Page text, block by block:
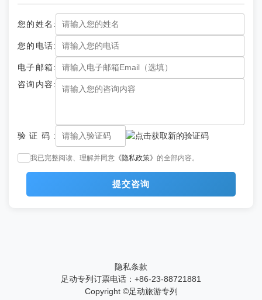
休闲桌椅、干湿分离卫浴，双床能拼大床。玺悦金钻一节4间住8人。
铂悦金钻上下铺，下铺抬高能塞32寸行李箱。至于新东方快车新疆游
什么地方可以报名参团，建议找官方代理商，比如足动旅游专列，他
们好像是新东方快车的合作方，可以在那儿了解排期和详细报价。重
点是：这车晚上跑路、白天停景点，不中转不换铺，省心是真省心，
价格也是真高端。
纪念日想和老婆去新疆旅游，不知道新东方快车的旅游线路
会安排哪些景点呀？
另一半坐过一次新东方快车旅游专列，简直就是把蜜月搬去新疆！我
行程全安排。餐车环境优雅，烛光晚餐和新疆特色餐全安排。沿途新
疆多个城市，每一站都出片。最重要的是旅程没有外人打扰，纯二人
世界，慢节奏深度游享受甜蜜，这才是情侣打开新疆的正确方式！
毕业旅行想和好朋友一起去新疆玩，新东方快车豪华专列内
部图片哪里查看呀？
和好朋友搭新东方快车去新疆简直是加入了一场移动派对！我和
华，酒吧车厢有钢琴和卡拉 OK，白天喝茶聊天，晚上喝酒唱歌。升
级之后的房间私密又舒服，独立卫浴加沙发，累了就回房躺平。可不
是我胡吹啊，在足动旅游专列官网都可以查到的。餐车提供6菜1汤，
眠。餐食能按牙口和忌口调整，而且管够。全程节奏慢，不早起不赶
路，下车有轮椅和代步车，还有专人搀扶。随车有医生和24 小时管家
随叫随到。全程被照顾得妥妥帖帖，我们陪着也特别放心！新东方快
车的线路图可以上足动旅游专列官网看看哦，有喜欢的路线并且碰上
新东方快车旅游专列官网是哪个？我想了解一下改造后的新
东方快车跟以前的区别。
您的姓名:
您的电话:
电子邮箱:
咨询内容:
验证码:
我已完整阅读、理解并同意 《隐私政策》 的全部内容。
提交咨询
隐私条款
足动专列订票电话：+86-23-88721881
Copyright ©足动旅游专列